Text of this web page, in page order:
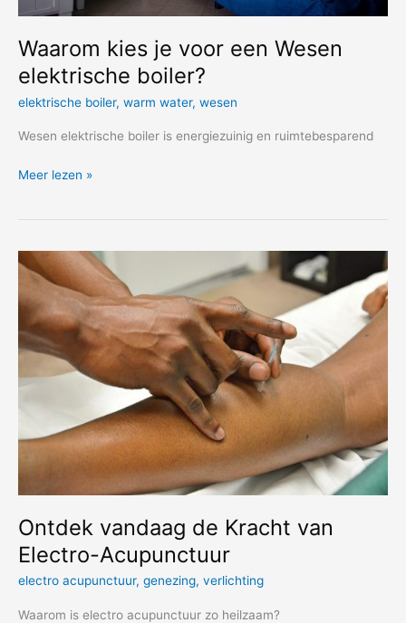
Waarom kies je voor een Wesen
elektrische boiler?
elektrische boiler, warm water, wesen
Wesen elektrische boiler is energiezuinig en ruimtebesparend
Waarom
een
Wesen
elektrische
boiler?
Meer lezen »
Ontdek vandaag de Kracht van
Electro-Acupunctuur
electro acupunctuur, genezing, verlichting
Waarom is electro acupunctuur zo heilzaam?